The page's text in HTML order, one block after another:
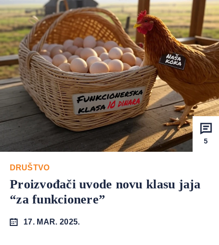
5
DRUŠTVO
Proizvođači uvode novu klasu jaja
“za funkcionere”
17. MAR. 2025.